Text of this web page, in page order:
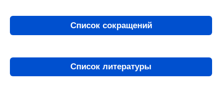
Список сокращений
Список литературы